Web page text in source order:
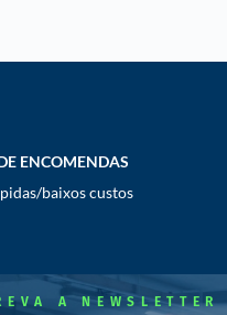
ENCOMENDAS
baixos custos
A NEWSLETTER